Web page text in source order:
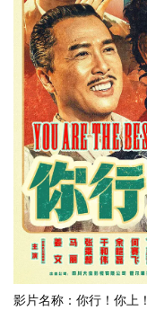
影片名称：你行！你上！